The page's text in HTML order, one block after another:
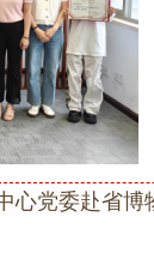
心党委赴省